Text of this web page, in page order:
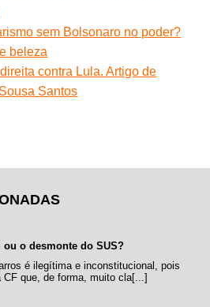
sem Bolsonaro no poder?
beleza
contra Lula. Artigo de
Santos
o desmonte do SUS?
é ilegítima e inconstitucional, pois
CF que, de forma, muito cla[...]